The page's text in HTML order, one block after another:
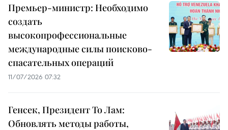
Премьер-министр: Необходимо
создать
высокопрофессиональные
международные силы поисково-
спасательных операций
11/07/2026 07:32
Генсек, Президент То Лам:
Обновлять методы работы,